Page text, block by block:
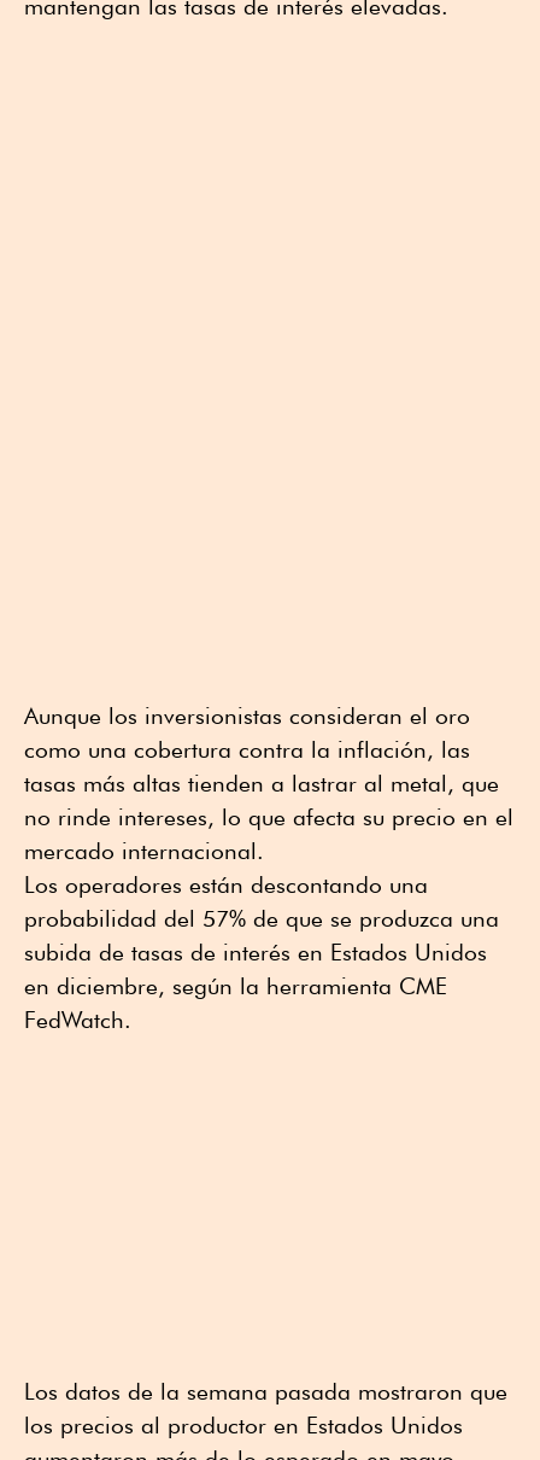
mantengan las tasas de interés elevadas.
Aunque los inversionistas consideran el oro
como una cobertura contra la inflación, las
tasas más altas tienden a lastrar al metal, que
no rinde intereses, lo que afecta su precio en el
mercado internacional.
Los operadores están descontando una
probabilidad del 57% de que se produzca una
subida de tasas de interés en Estados Unidos
en diciembre, según la herramienta CME
FedWatch.
Los datos de la semana pasada mostraron que
los precios al productor en Estados Unidos